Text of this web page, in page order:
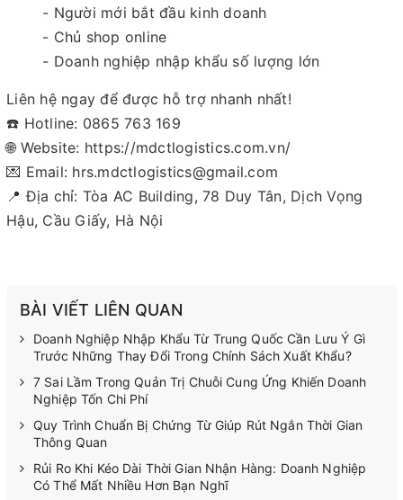
- Người mới bắt đầu kinh doanh
- Chủ shop online
- Doanh nghiệp nhập khẩu số lượng lớn
Liên hệ ngay để được hỗ trợ nhanh nhất!
☎️ Hotline: 0865 763 169
🌐 Website: https://mdctlogistics.com.vn/
💌 Email: hrs.mdctlogistics@gmail.com
📍 Địa chỉ: Tòa AC Building, 78 Duy Tân, Dịch Vọng
Hậu, Cầu Giấy, Hà Nội
BÀI VIẾT LIÊN QUAN
Doanh Nghiệp Nhập Khẩu Từ Trung Quốc Cần Lưu Ý Gì
Trước Những Thay Đổi Trong Chính Sách Xuất Khẩu?
7 Sai Lầm Trong Quản Trị Chuỗi Cung Ứng Khiến Doanh
Nghiệp Tốn Chi Phí
Quy Trình Chuẩn Bị Chứng Từ Giúp Rút Ngắn Thời Gian
Thông Quan
Rủi Ro Khi Kéo Dài Thời Gian Nhận Hàng: Doanh Nghiệp
Có Thể Mất Nhiều Hơn Bạn Nghĩ